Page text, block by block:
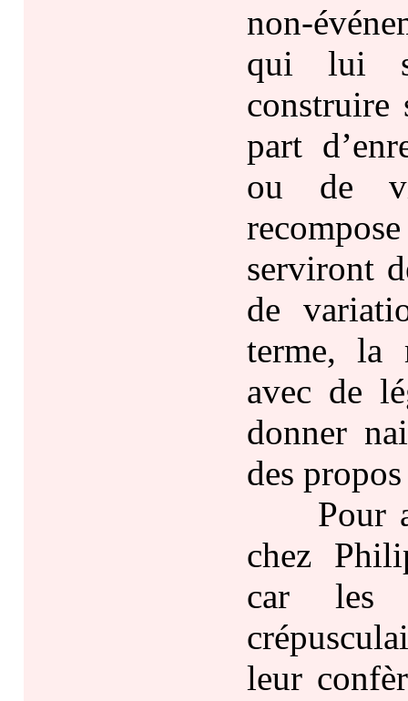
non-
qui lui
construire
part
ou de
serviront
de
terme, la
avec de
donner
des
Pour
chez
car les
leur